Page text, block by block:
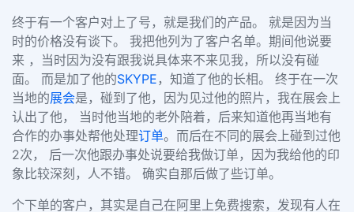
终于有一个客户对上了号，就是我们的产品。 就是因为当
时的价格没有谈下。 我把他列为了客户名单。期间他说要
来 ，当时因为没有跟我说具体来不来见我，所以没有碰
面。 而是加了他的SKYPE ，知道了他的长相。 终于在一次
当地的展会是，碰到了他，因为见过他的照片，我在展会上
认出了他， 当时他当地的老外陪着，后来知道他再当地有
合作的办事处帮他处理订单。而后在不同的展会上碰到过他
2次， 后一次他跟办事处说要给我做订单，因为我给他的印
象比较深刻，人不错。 确实自那后做了些订单。
个下单的客户，其实是自己在阿里上免费搜索，发现有人在